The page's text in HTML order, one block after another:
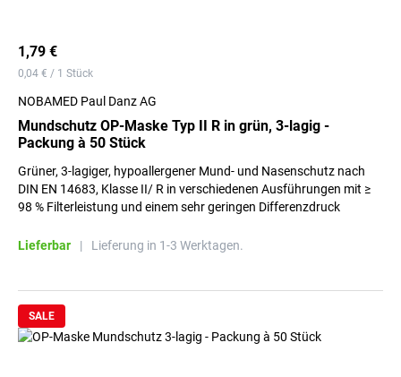
1,79 €
0,04 € / 1 Stück
NOBAMED Paul Danz AG
Mundschutz OP-Maske Typ II R in grün, 3-lagig -
Packung à 50 Stück
Grüner, 3-lagiger, hypoallergener Mund- und Nasenschutz nach
DIN EN 14683, Klasse II/ R in verschiedenen Ausführungen mit ≥
98 % Filterleistung und einem sehr geringen Differenzdruck
Lieferbar | Lieferung in 1-3 Werktagen.
SALE